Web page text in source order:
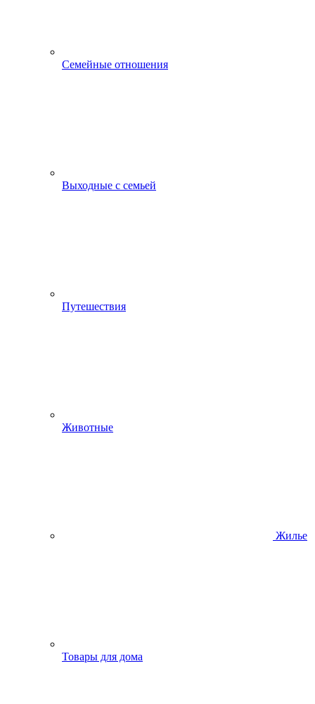
Семейные отношения
Выходные с семьей
Путешествия
Животные
Жилье
Товары для дома